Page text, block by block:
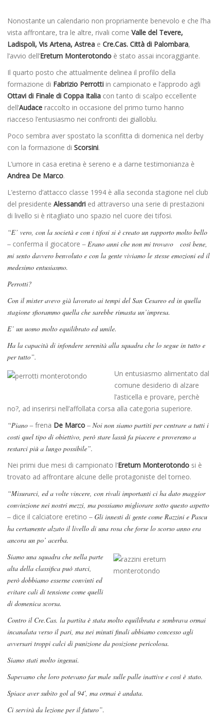
Nonostante un calendario non propriamente benevolo e che l’ha
vista affrontare, tra le altre, rivali come Valle del Tevere,
Ladispoli, Vis Artena, Astrea e Cre.Cas. Città di Palombara,
l’avvio dell’Eretum Monterotondo è stato assai incoraggiante.
Il quarto posto che attualmente delinea il profilo della
formazione di Fabrizio Perrotti in campionato e l’approdo agli
Ottavi di Finale di Coppa Italia con tanto di scalpo eccellente
dell’Audace raccolto in occasione del primo turno hanno
riacceso l’entusiasmo nei confronti dei gialloblu.
Poco sembra aver spostato la sconfitta di domenica nel derby
con la formazione di Scorsini.
L’umore in casa eretina è sereno e a darne testimonianza è
Andrea De Marco.
L’esterno d’attacco classe 1994 è alla seconda stagione nel club
del presidente Alessandri ed attraverso una serie di prestazioni
di livello si è ritagliato uno spazio nel cuore dei tifosi.
“E’ vero, con la società e con i tifosi si è creato un rapporto molto bello
– conferma il giocatore – Erano anni che non mi trovavo così bene,
mi sento davvero benvoluto e con la gente viviamo le stesse emozioni ed il
medesimo entusiasmo.
Perrotti?
Con il mister avevo già lavorato ai tempi del San Cesareo ed in quella
stagione sfiorammo quella che sarebbe rimasta un’impresa.
E’ un uomo molto equilibrato ed umile.
Ha la capacità di infondere serenità alla squadra che lo segue in tutto e
per tutto”.
Un entusiasmo alimentato dal
comune desiderio di alzare
l’asticella e provare, perchè
no?, ad inserirsi nell’affollata corsa alla categoria superiore.
“Piano – frena De Marco – Noi non siamo partiti per centrare a tutti i
costi quel tipo di obiettivo, però stare lassù fa piacere e proveremo a
restarci più a lungo possibile”.
Nei primi due mesi di campionato l’Eretum Monterotondo si è
trovato ad affrontare alcune delle protagoniste del torneo.
“Misurarci, ed a volte vincere, con rivali importanti ci ha dato maggior
convinzione nei nostri mezzi, ma possiamo migliorare sotto questo aspetto
– dice il calciatore eretino – Gli innesti di gente come Razzini e Pascu
ha certamente alzato il livello di una rosa che forse lo scorso anno era
ancora un po’ acerba.
Siamo una squadra che nella parte
alta della classifica può starci,
però dobbiamo esserne convinti ed
evitare cali di tensione come quelli
di domenica scorsa.
Contro il Cre.Cas. la partita è stata molto equilibrata e sembrava ormai
incanalata verso il pari, ma nei minuti finali abbiamo concesso agli
avversari troppi calci di punizione da posizione pericolosa.
Siamo stati molto ingenui.
Sapevamo che loro potevano far male sulle palle inattive e così è stato.
Spiace aver subito gol al 94′, ma ormai è andata.
Ci servirà da lezione per il futuro”.